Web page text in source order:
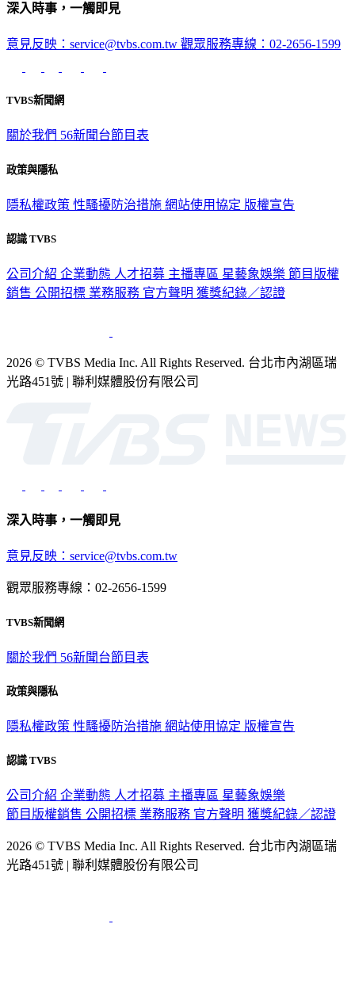
深入時事，一觸即見
意見反映：service@tvbs.com.tw 觀眾服務專線：02-2656-1599
TVBS新聞網
關於我們 56新聞台節目表
政策與隱私
隱私權政策 性騷擾防治措施 網站使用協定 版權宣告
認識 TVBS
公司介紹 企業動態 人才招募 主播專區 星藝象娛樂 節目版權
銷售 公開招標 業務服務 官方聲明 獲獎紀錄／認證
2026 © TVBS Media Inc. All Rights Reserved. 台北市內湖區瑞
光路451號 | 聯利媒體股份有限公司
深入時事，一觸即見
意見反映：service@tvbs.com.tw
觀眾服務專線：02-2656-1599
TVBS新聞網
關於我們 56新聞台節目表
政策與隱私
隱私權政策 性騷擾防治措施 網站使用協定 版權宣告
認識 TVBS
公司介紹 企業動態 人才招募 主播專區 星藝象娛樂
節目版權銷售 公開招標 業務服務 官方聲明 獲獎紀錄／認證
2026 © TVBS Media Inc. All Rights Reserved. 台北市內湖區瑞
光路451號 | 聯利媒體股份有限公司